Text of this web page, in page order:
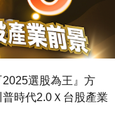
選股為王』方
時代2.0Ｘ台股產業